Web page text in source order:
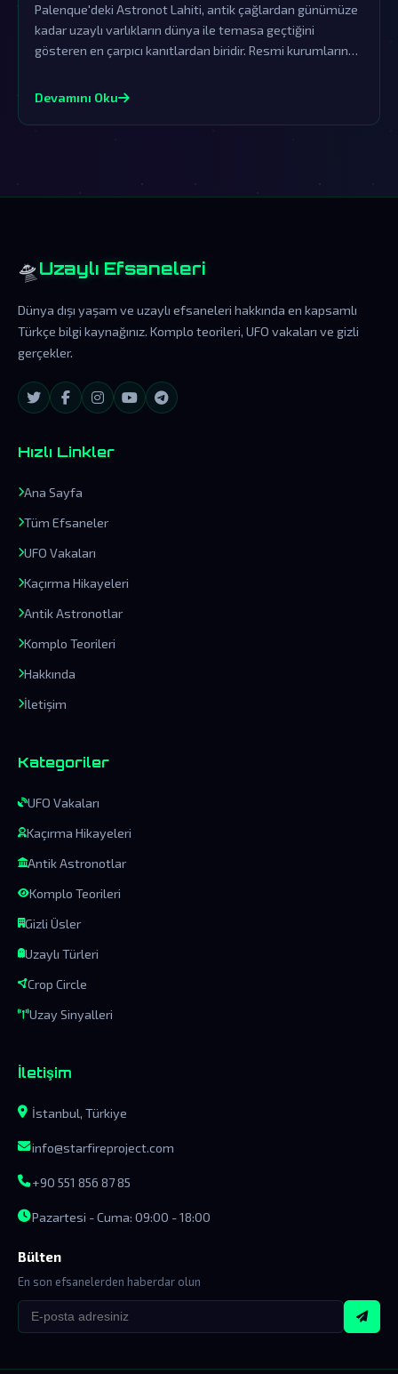
Palenque'deki Astronot Lahiti, antik çağlardan günümüze
kadar uzaylı varlıkların dünya ile temasa geçtiğini
gösteren en çarpıcı kanıtlardan biridir. Resmi kurumların
gerçekler hala sır perdesini aralamayı bekliyor.
Devamını Oku
🛸 Uzaylı Efsaneleri
Dünya dışı yaşam ve uzaylı efsaneleri hakkında en kapsamlı
Türkçe bilgi kaynağınız. Komplo teorileri, UFO vakaları ve gizli
gerçekler.
Hızlı Linkler
Ana Sayfa
Tüm Efsaneler
UFO Vakaları
Kaçırma Hikayeleri
Antik Astronotlar
Komplo Teorileri
Hakkında
İletişim
Kategoriler
UFO Vakaları
Kaçırma Hikayeleri
Antik Astronotlar
Komplo Teorileri
Gizli Üsler
Uzaylı Türleri
Crop Circle
Uzay Sinyalleri
İletişim
İstanbul, Türkiye
info@starfireproject.com
+90 551 856 87 85
Pazartesi - Cuma: 09:00 - 18:00
Bülten
En son efsanelerden haberdar olun